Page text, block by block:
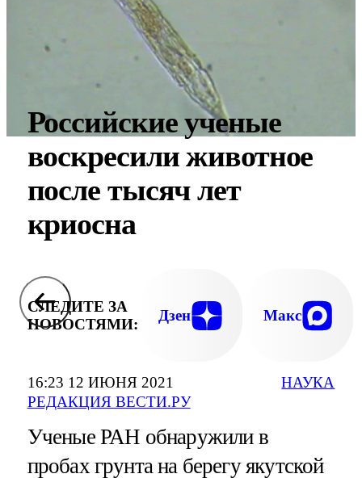
16:23 12 ИЮНЯ 2021
РЕДАКЦИЯ ВЕСТИ.РУ
НАУКА
Российские ученые
воскресили животное
после тысяч лет
криосна
СЛЕДИТЕ ЗА
НОВОСТЯМИ:
Дзен Макс
Ученые РАН обнаружили в
пробах грунта на берегу якутской